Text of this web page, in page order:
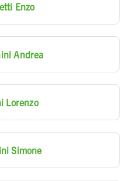
Enzo
Andrea
Lorenzo
Simone